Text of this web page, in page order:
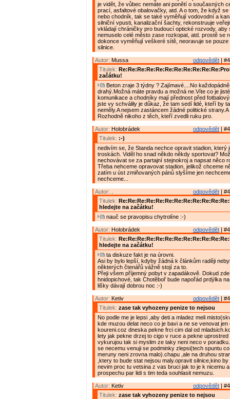
je vidět, že vůbec nemáte ani ponětí o současných
prací, asfaltové obalovačky, atd. A o tom, že když se
nebo chodník, tak se také vyměňují vodovodní a
silniční vpusti, kanalizační šachty, rekonstruuje
vkládají chráničky pro budoucí optické rozvody, aby
nemuselo celé město zase rozkopat, atd. prostě se
dokonce vyměňují veškeré sítě, neoravuje se pouze
silnice.
odpovědět |
Autor: Mussa
Titulek:
začátku!
Beton zraje 3 týdny ? Zajímavé....No
drahý.Možná máte pravdu a možná ne.Víte co je
komunikace a chodníky mají přednost před
jste vy schválily je důkaz, že tam sedí lidé, kteří by
neměly.A nejsem zastáncem žádné politické
Rozhodně nikoho z těch, kteří zvedli ruku pro.
odpovědět |
Autor: Holobrádek
Titulek: :-)
nedivím se, že Standa nechce opravit stadion, který
troskách. Viděl ho snad někdo někdy sportovat?
nechovávat se za partajní stejnokroj a napsat něco
Třeba nehceme opravovat stadion, jelikož chceme
zatím u úst zmiňovaných pánů slyšíme jen
nechceme...
odpovědět |
Autor:
Titulek:
hledejte na začátku!
nauč se pravopisu chytrolíne :-)
odpovědět |
Autor: Holobrádek
Titulek:
hledejte na začátku!
ta diskuze fakt je na úrovni.
Asi by bylo lepší, kdyby žádná k článkům raději
některých čtenářů vážně stojí za to.
Přeji všem příjemný pobyt v zapadákově. Dokud
hnidopichové, tak Chotěboř bude napořád prdýlka
lišky dávají dobrou noc :-)
odpovědět |
Autor: Ketiv
Titulek: zase tak vyhozeny penize to nejsou
No podle me je lepsi ,aby deti a mladez meli
kde muzou delat neco co je bavi a ne se venovat jen
koureni.coz dneska pekne frci cim dal od
lety jak pekne drzej to cigo v ruce a pekne uprostred
vykurujou tak si myslim ze taky neni neco v
se necemu venuji se podminky zlepsi(tech spuntu
meruny neni zrovna malo).chapu ,ale na druhou
,ktery to bude stat nejsou maly.opravit silnice,kino
nevim proc tu vetsina z vas bruci jak to je k nicemu
prospechu par lidi s tim teda souhlasit nemuzu.
odpovědět |
Autor: Ketiv
Titulek: zase tak vyhozeny penize to nejsou